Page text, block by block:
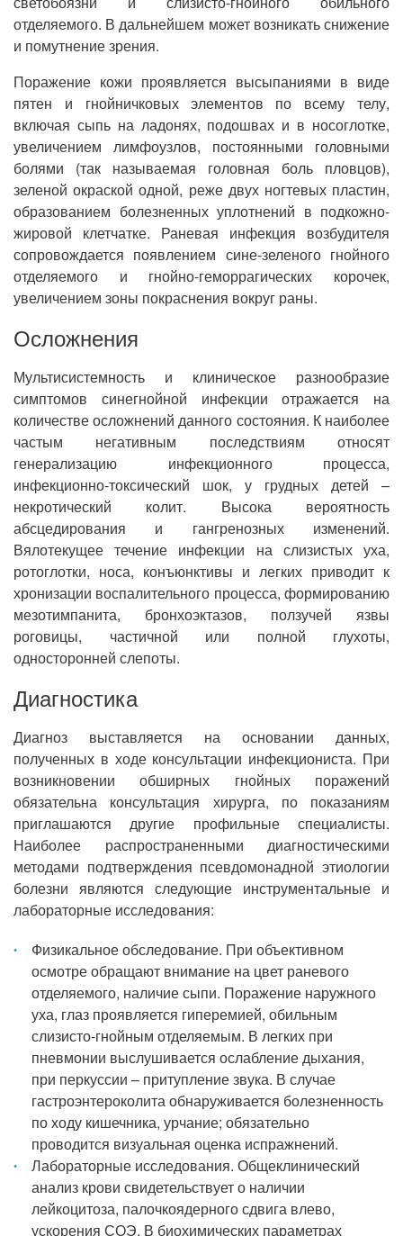
отделяемого. В дальнейшем может возникать снижение
и помутнение зрения.
Поражение кожи проявляется высыпаниями в виде
пятен и гнойничковых элементов по всему телу,
включая сыпь на ладонях, подошвах и в носоглотке,
увеличением лимфоузлов, постоянными головными
болями (так называемая головная боль пловцов),
зеленой окраской одной, реже двух ногтевых пластин,
образованием болезненных уплотнений в подкожно-
жировой клетчатке. Раневая инфекция возбудителя
сопровождается появлением сине-зеленого гнойного
отделяемого и гнойно-геморрагических корочек,
увеличением зоны покраснения вокруг раны.
Осложнения
Мультисистемность и клиническое разнообразие
симптомов синегнойной инфекции отражается на
количестве осложнений данного состояния. К наиболее
частым негативным последствиям относят
генерализацию инфекционного процесса,
инфекционно-токсический шок, у грудных детей –
некротический колит. Высока вероятность
абсцедирования и гангренозных изменений.
Вялотекущее течение инфекции на слизистых уха,
ротоглотки, носа, конъюнктивы и легких приводит к
хронизации воспалительного процесса, формированию
мезотимпанита, бронхоэктазов, ползучей язвы
роговицы, частичной или полной глухоты,
односторонней слепоты.
Диагностика
Диагноз выставляется на основании данных,
полученных в ходе консультации инфекциониста. При
возникновении обширных гнойных поражений
обязательна консультация хирурга, по показаниям
приглашаются другие профильные специалисты.
Наиболее распространенными диагностическими
методами подтверждения псевдомонадной этиологии
болезни являются следующие инструментальные и
лабораторные исследования:
Физикальное обследование. При объективном
осмотре обращают внимание на цвет раневого
отделяемого, наличие сыпи. Поражение наружного
уха, глаз проявляется гиперемией, обильным
слизисто-гнойным отделяемым. В легких при
пневмонии выслушивается ослабление дыхания,
при перкуссии – притупление звука. В случае
гастроэнтероколита обнаруживается болезненность
по ходу кишечника, урчание; обязательно
проводится визуальная оценка испражнений.
Лабораторные исследования. Общеклинический
анализ крови свидетельствует о наличии
лейкоцитоза, палочкоядерного сдвига влево,
ускорения СОЭ. В биохимических параметрах